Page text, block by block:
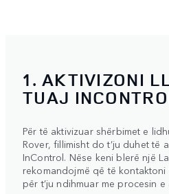
1. AKTIVIZONI
TUAJ
Për të aktivizuar shërbimet e
Rover, fillimisht do t’ju duhet të
InControl. Nëse keni blerë një
rekomandojmë që të
për t’ju ndihmuar me procesin e